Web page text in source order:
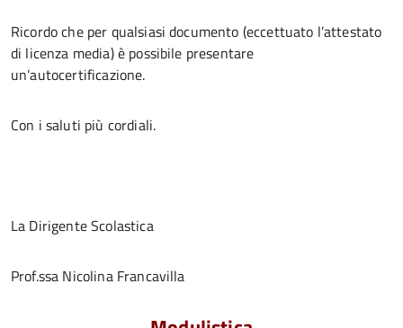
Ricordo che per qualsiasi documento (eccettuato l’attestato
di licenza media) è possibile presentare
un’autocertificazione.
Con i saluti più cordiali.
La Dirigente Scolastica
Prof.ssa Nicolina Francavilla